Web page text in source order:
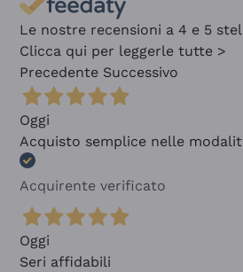
Le nostre recensioni a 4 e 5
Clicca qui per leggerle tutte >
Precedente Successivo
Oggi
Acquisto semplice nelle
Acquirente verificato
Oggi
Seri affidabili